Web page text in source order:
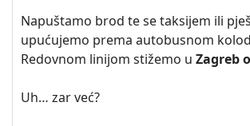
Napuštamo brod te se taksijem ili
upućujemo prema autobusnom
Redovnom linijom stižemo u Zagreb
Uh… zar već?